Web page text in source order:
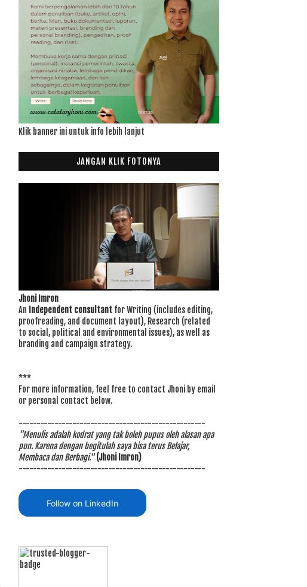
Klik banner ini untuk info lebih lanjut
JANGAN KLIK FOTONYA
Jhoni Imron
An Independent consultant for Writing (includes editing,
proofreading, and document layout), Research (related
to social, political and environmental issues), as well as
branding and campaign strategy.
***
For more information, feel free to contact Jhoni by email
or personal contact below.
----------------------------------------------------
"Menulis adalah kodrat yang tak boleh pupus oleh alasan apa
pun. Karena dengan begitulah saya bisa terus Belajar,
Membaca dan Berbagi." (Jhoni Imron)
----------------------------------------------------
Follow on LinkedIn